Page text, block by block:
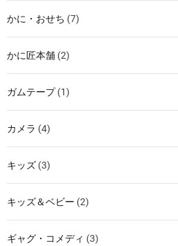
かに・おせち (7)
かに匠本舗 (2)
ガムテープ(1)
カメラ (4)
キッズ (3)
キッズ＆ベビー (2)
ギャグ・コメディ (3)